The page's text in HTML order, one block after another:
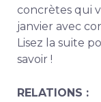
concrètes qui
janvier avec
Lisez la suite
savoir !
RELATIONS :